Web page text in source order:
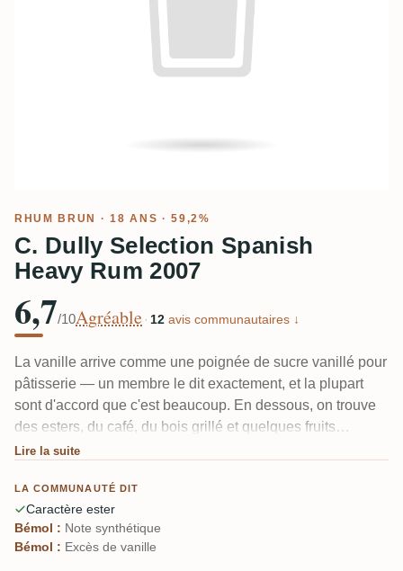
RHUM BRUN · 18 ANS · 59,2%
C. Dully Selection Spanish
Heavy Rum 2007
6,7/10Agréable · 12 avis communautaires ↓
La vanille arrive comme une poignée de sucre vanillé pour
pâtisserie — un membre le dit exactement, et la plupart
sont d'accord que c'est beaucoup. En dessous, on trouve
des esters, du café, du bois grillé et quelques fruits
tropicaux, mais une note synthétique, presque parfumée,
riche en esters, en brut de fût. Les curieux ont trouvé que
ça valait le coup d'essayer une fois ; peu l'ont adoré.
Lire la suite
LA COMMUNAUTÉ DIT
Caractère ester
Bémol : Note synthétique
Bémol : Excès de vanille